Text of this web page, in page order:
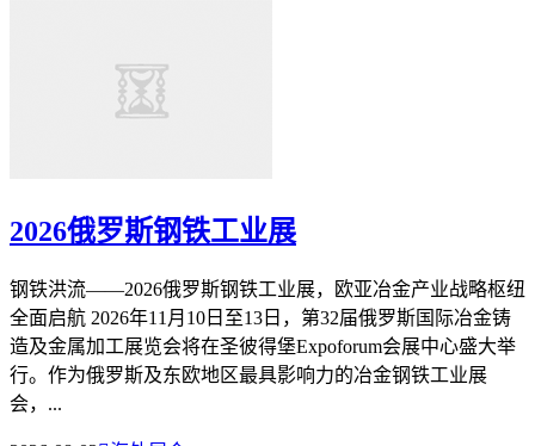
2026俄罗斯钢铁工业展
钢铁洪流——2026俄罗斯钢铁工业展，欧亚冶金产业战略枢纽
全面启航 2026年11月10日至13日，第32届俄罗斯国际冶金铸
造及金属加工展览会将在圣彼得堡Expoforum会展中心盛大举
行。作为俄罗斯及东欧地区最具影响力的冶金钢铁工业展
会，...